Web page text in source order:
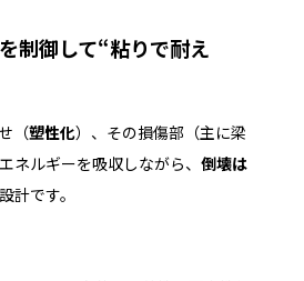
制御して“粘りで耐え
（塑性化）、その損傷部（主に梁
ネルギーを吸収しながら、倒壊は
計です。